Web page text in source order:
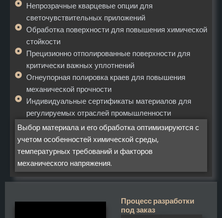
Непрозрачные кварцевые опции для
светочувствительных приложений
Обработка поверхности для повышения химической
стойкости
Прецизионно отполированные поверхности для
критически важных уплотнений
Огнеупорная полировка краев для повышения
механической прочности
Индивидуальные сертификаты материалов для
регулируемых отраслей промышленности
Выбор материала и его обработка оптимизируются с
учетом особенностей химической среды,
температурных требований и факторов
механического напряжения.
Процесс разработки
под заказ